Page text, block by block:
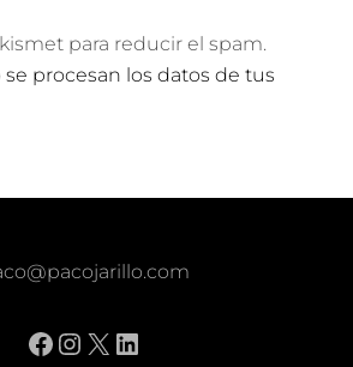
para reducir el spam.
procesan los datos de tus
Facebook
Instagram
X LinkedIn